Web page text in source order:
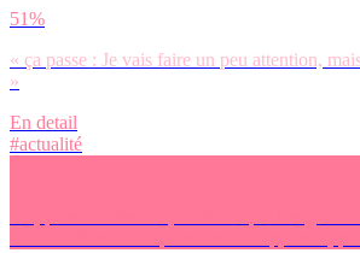
51%
« ça passe : Je vais faire un peu attention,
»
En detail
#actualité